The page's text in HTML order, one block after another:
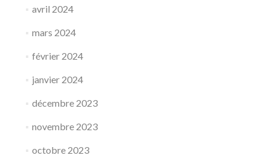
avril 2024
mars 2024
février 2024
janvier 2024
décembre 2023
novembre 2023
octobre 2023